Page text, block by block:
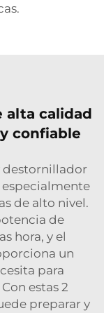
alta calidad
confiable
destornillador
de alto nivel.
de
hora, y el
un
para
estas 2
preparar y